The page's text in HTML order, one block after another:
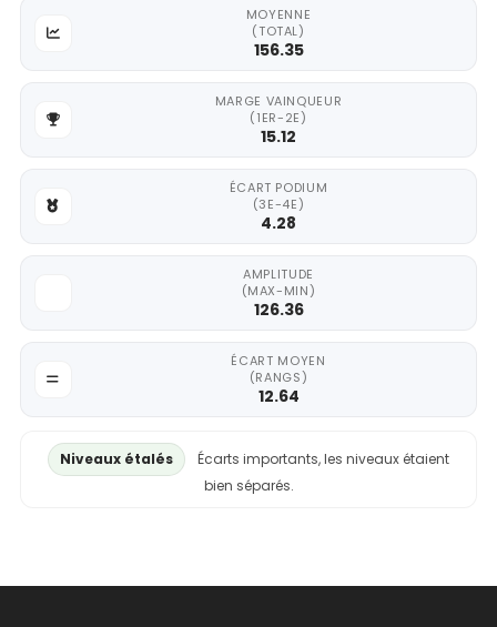
MOYENNE
(TOTAL)
156.35
MARGE VAINQUEUR
(1ER-2E)
15.12
ÉCART PODIUM
(3E-4E)
4.28
AMPLITUDE
(MAX-MIN)
126.36
ÉCART MOYEN
(RANGS)
12.64
Niveaux étalés
Écarts importants, les niveaux étaient
bien séparés.